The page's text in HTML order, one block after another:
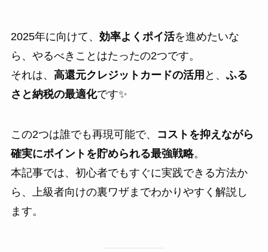
2025年に向けて、 効率よくポイ活を進めたいな
ら、やるべきことはたったの2つです。
それは、 高還元クレジットカードの活用 と、 ふる
さと納税の最適化です✨
この2つは誰でも再現可能で、
コストを抑えながら
確実にポイントを貯められる最強戦略。
本記事では、初心者でもすぐに実践できる方法か
ら、上級者向けの裏ワザまでわかりやすく解説し
ます。